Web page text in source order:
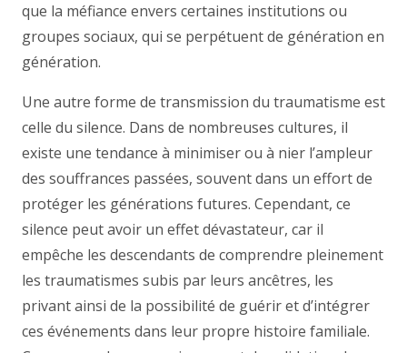
que la méfiance envers certaines institutions ou
groupes sociaux, qui se perpétuent de génération en
génération.
Une autre forme de transmission du traumatisme est
celle du silence. Dans de nombreuses cultures, il
existe une tendance à minimiser ou à nier l’ampleur
des souffrances passées, souvent dans un effort de
protéger les générations futures. Cependant, ce
silence peut avoir un effet dévastateur, car il
empêche les descendants de comprendre pleinement
les traumatismes subis par leurs ancêtres, les
privant ainsi de la possibilité de guérir et d’intégrer
ces événements dans leur propre histoire familiale.